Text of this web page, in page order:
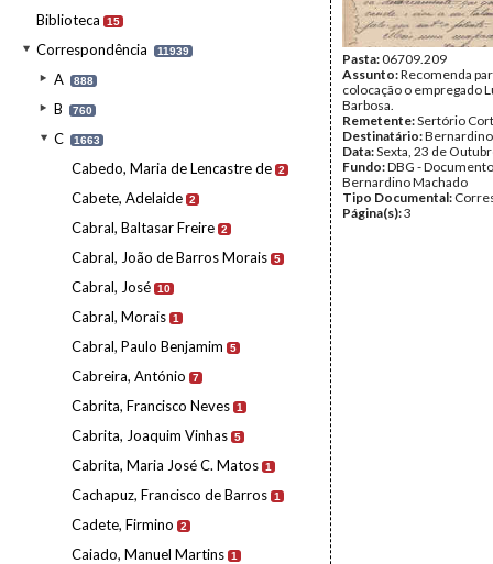
Biblioteca 15
Correspondência 11939
A 888
B 760
C 1663
Cabedo, Maria de Lencastre de 2
Cabete, Adelaide 2
Cabral, Baltasar Freire 2
Cabral, João de Barros Morais 5
Cabral, José 10
Cabral, Morais 1
Cabral, Paulo Benjamim 5
Cabreira, António 7
Cabrita, Francisco Neves 1
Cabrita, Joaquim Vinhas 5
Cabrita, Maria José C. Matos 1
Cachapuz, Francisco de Barros 1
Cadete, Firmino 2
Caiado, Manuel Martins 1
Pasta:06709.209
Assunto:Recomenda
colocação o empregado
Barbosa.
Remetente:Sertório
Destinatário:
Data:Sexta, 23 de
Fundo:DBG -
Bernardino Machado
Tipo Documental:
Página(s):3